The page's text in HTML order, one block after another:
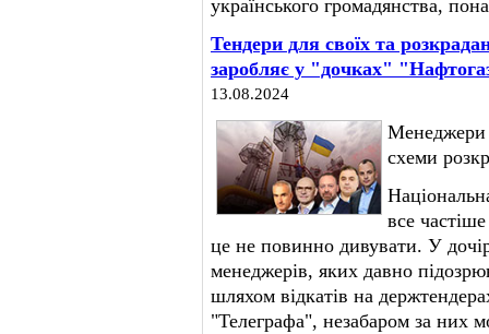
українського громадянства,
Тендери для своїх та
заробляє у "дочках"
13.08.2024
Менеджери
схеми
все
це не повинно дивувати. У
менеджерів, яких давно
шляхом відкатів на
"Телеграфа", незабаром за них